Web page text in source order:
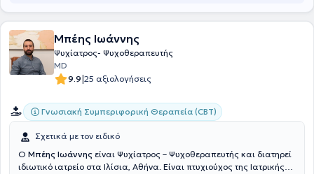
Μπέης Ιωάννης
Ψυχίατρος- Ψυχοθεραπευτής
MD
9.9|25 αξιολογήσεις
Γνωσιακή Συμπεριφορική Θεραπεία (CBT)
Σχετικά με τον ειδικό
Ο Μπέης Ιωάννης είναι Ψυχίατρος – Ψυχοθεραπευτής και διατηρεί
ιδιωτικό ιατρείο στα Ιλίσια, Αθήνα. Είναι πτυχιούχος της Ιατρικής